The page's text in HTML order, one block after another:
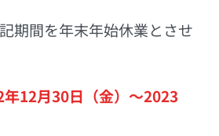
期間を年末年始休業とさせ
12月30日（金）～2023